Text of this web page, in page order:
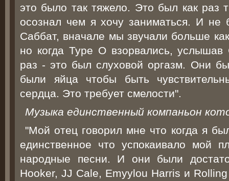
это было так тяжело. Это был как раз
осознал чем я хочу заниматься. И
Саббат, вначале мы звучали больше
но когда Type O взорвались,
раз - это был cлуховой оргазм. Они
были яйца чтобы быть
сердца. Это требует смелости".
Музыка единственный компаньон
"Мой отец говорил мне что когда я
единственное что успокаивало мой
народные песни. И они были
Hooker, JJ Cale, Emyylou Harris и